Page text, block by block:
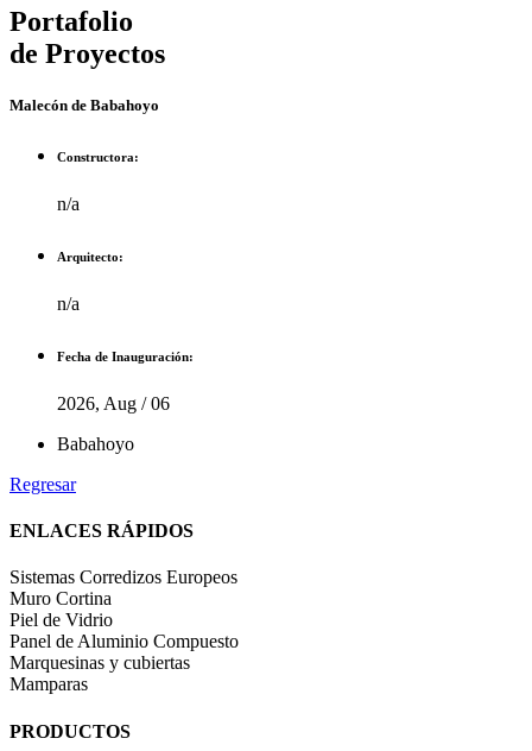
Portafolio
de Proyectos
Malecón de Babahoyo
Constructora:
n/a
Arquitecto:
n/a
Fecha de Inauguración:
2026, Aug / 06
Babahoyo
Regresar
ENLACES RÁPIDOS
Sistemas Corredizos Europeos
Muro Cortina
Piel de Vidrio
Panel de Aluminio Compuesto
Marquesinas y cubiertas
Mamparas
PRODUCTOS